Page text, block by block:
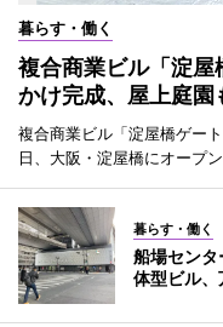
暮らす・働く
複合商業ビル「淀
かけ完成、屋上庭園
複合商業ビル「淀屋橋ゲー
日、大阪・淀屋橋にオープン
暮らす・働く
船場セン
体型ビル